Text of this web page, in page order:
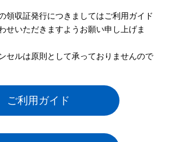
領収証発行につきましてはご利用ガイド
せいただきますようお願い申し上げま
セルは原則として承っておりませんので
ご利用ガイド